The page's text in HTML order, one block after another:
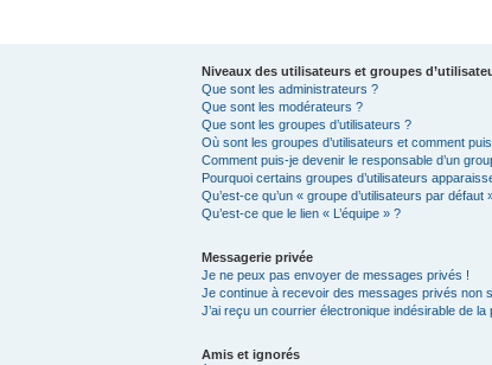
Niveaux des utilisateurs et groupes
Que sont les administrateurs ?
Que sont les modérateurs ?
Que sont les groupes d’utilisateurs ?
Où sont les groupes d’utilisateurs et comment
Comment puis-je devenir le responsable d’un
Pourquoi certains groupes d’utilisateurs
Qu’est-ce qu’un « groupe d’utilisateurs par défaut
Qu’est-ce que le lien « L’équipe » ?
Messagerie privée
Je ne peux pas envoyer de messages privés !
Je continue à recevoir des messages privés non
J’ai reçu un courrier électronique indésirable de la
Amis et ignorés